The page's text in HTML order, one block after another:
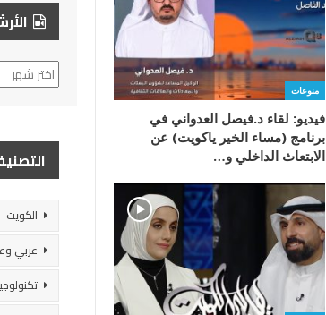
منوعات
فيديو: لقاء د.فيصل العدواني في
برنامج (مساء الخير ياكويت) عن
الابتعاث الداخلي و…
الأرشيف
الكويت
عربي